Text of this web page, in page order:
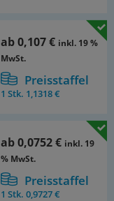
ab0,107 € inkl. 19 %
MwSt.
Preisstaffel
1 Stk. 1,1318 €
ab0,0752 € inkl. 19
% MwSt.
Preisstaffel
1 Stk.0,9727 €